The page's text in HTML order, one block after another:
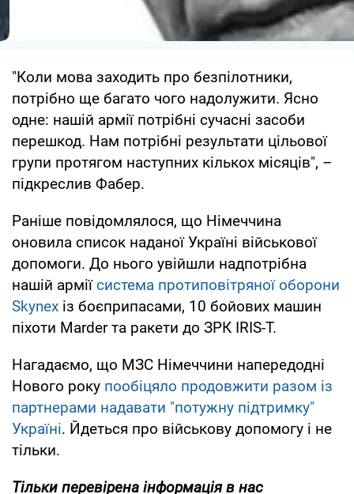
"Коли мова заходить про безпілотники,
потрібно ще багато чого надолужити. Ясно
одне: нашій армії потрібні сучасні засоби
перешкод. Нам потрібні результати цільової
групи протягом наступних кількох місяців", –
підкреслив Фабер.
Раніше повідомлялося, що Німеччина
оновила список наданої Україні військової
допомоги. До нього увійшли надпотрібна
нашій арміїсистема протиповітряної оборони
Skynex із боєприпасами, 10 бойових машин
піхоти Marder та ракети до ЗРК IRIS-T.
Нагадаємо, що МЗС Німеччини напередодні
Нового року пообіцяло продовжити разом із
партнерами надавати "потужну підтримку"
Україні. Йдеться про військову допомогу і не
тільки.
Тільки перевірена інформація в нас